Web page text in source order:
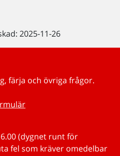
2025-11-26
färja och övriga frågor.
(dygnet runt för
fel som kräver omedelbar